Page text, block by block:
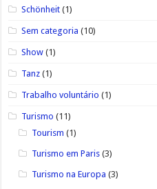
Schönheit (1)
Sem categoria (10)
Show (1)
Tanz (1)
Trabalho voluntário (1)
Turismo (11)
Tourism (1)
Turismo em Paris (3)
Turismo na Europa (3)